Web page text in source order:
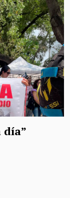
día”